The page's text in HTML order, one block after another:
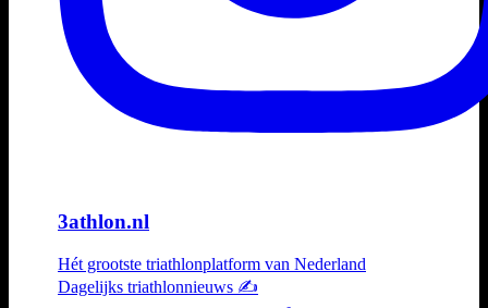
3athlon.nl
Hét grootste triathlonplatform van Nederland
Dagelijks triathlonnieuws ✍️